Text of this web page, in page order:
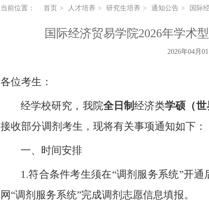
当前位置： 首页 人才培养 研究生培养 通知公告 国际
国际经济贸易学院2026年学术
2026年04月01
各位考生：
经学校研究，我院全日制经济类学硕（
接收部分调剂考生，现将有关事项通知如下：
一、时间安排
1.符合条件考生须在“调剂服务系统”开通
网“调剂服务系统”完成调剂志愿信息填报。